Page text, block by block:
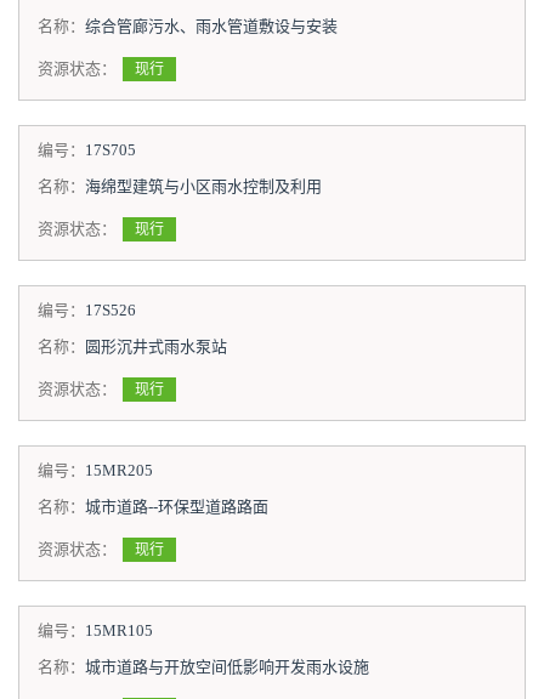
名称： 综合管廊污水、雨水管道敷设与安装
资源状态： 现行
编号： 17S705
名称： 海绵型建筑与小区雨水控制及利用
资源状态： 现行
编号： 17S526
名称：
圆形沉井式雨水泵站
资源状态： 现行
编号： 15MR205
名称： 城市道路--环保型道路路面
资源状态： 现行
编号： 15MR105
名称： 城市道路与开放空间低影响开发雨水设施